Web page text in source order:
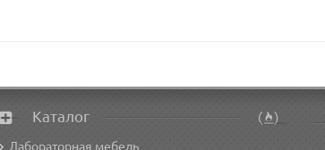
Каталог
Лабораторная мебель